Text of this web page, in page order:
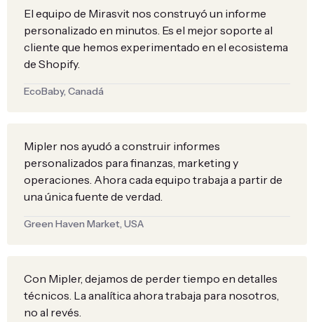
El equipo de Mirasvit nos construyó un informe
personalizado en minutos. Es el mejor soporte al
cliente que hemos experimentado en el ecosistema
de Shopify.
EcoBaby, Canadá
Mipler nos ayudó a construir informes
personalizados para finanzas, marketing y
operaciones. Ahora cada equipo trabaja a partir de
una única fuente de verdad.
Green Haven Market, USA
Con Mipler, dejamos de perder tiempo en detalles
técnicos. La analítica ahora trabaja para nosotros,
no al revés.